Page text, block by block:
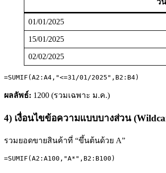
วั
01/01/2025
15/01/2025
02/02/2025
=SUMIF(A2:A4,"<=31/01/2025",B2:B4)
ผลลัพธ์: 1200 (รวมเฉพาะ ม.ค.)
4) เงื่อนไขข้อความแบบบางส่วน
รวมยอดขายสินค้าที่ “ขึ้นต้นด้วย A”
=SUMIF(A2:A100,"A*",B2:B100)